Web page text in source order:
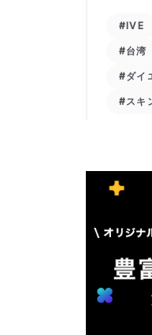
#IVE
#台湾
#ダイ
#スキ